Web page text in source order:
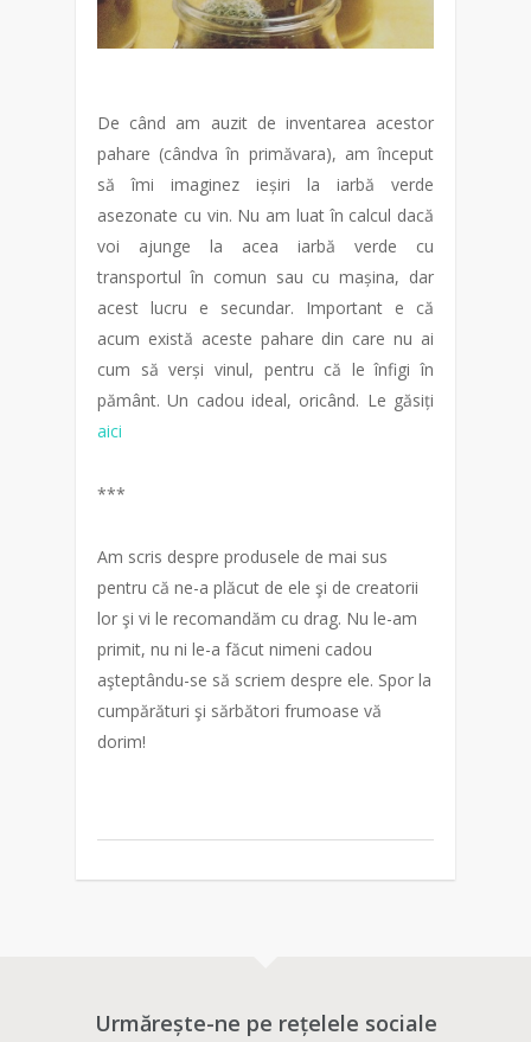
De când am auzit de inventarea acestor
pahare (cândva în primăvara), am început
să îmi imaginez ieșiri la iarbă verde
asezonate cu vin. Nu am luat în calcul dacă
voi ajunge la acea iarbă verde cu
transportul în comun sau cu mașina, dar
acest lucru e secundar. Important e că
acum există aceste pahare din care nu ai
cum să verși vinul, pentru că le înfigi în
pământ. Un cadou ideal, oricând. Le găsiți
aici
***
Am scris despre produsele de mai sus
pentru că ne-a plăcut de ele şi de creatorii
lor şi vi le recomandăm cu drag. Nu le-am
primit, nu ni le-a făcut nimeni cadou
aşteptându-se să scriem despre ele. Spor la
cumpărături şi sărbători frumoase vă
dorim!
Urmărește-ne pe rețelele sociale